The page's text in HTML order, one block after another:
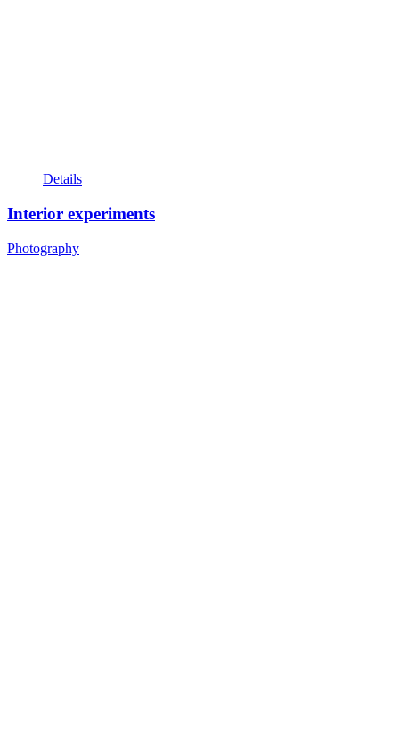
Details
Interior experiments
Photography